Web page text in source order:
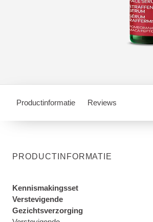
Productinformatie Reviews
PRODUCTINFORMATIE
Kennismakingsset
Verstevigende
Gezichtsverzorging